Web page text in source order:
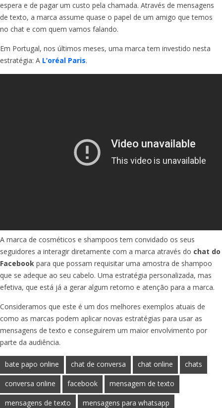
espera e de pagar um custo pela chamada. Através de mensagens
de texto, a marca assume quase o papel de um amigo que temos
no chat e com quem vamos falando.
Em Portugal, nos últimos meses, uma marca tem investido nesta
estratégia: A L’oréal Paris.
A marca de cosméticos e shampoos tem convidado os seus
seguidores a interagir diretamente com a marca através do chat do
Facebook para que possam requisitar uma amostra de shampoo
que se adeque ao seu cabelo. Uma estratégia personalizada, mas
efetiva, que está já a gerar algum retorno e atenção para a marca.
Consideramos que este é um dos melhores exemplos atuais de
como as marcas podem aplicar novas estratégias para usar as
mensagens de texto e conseguirem um maior envolvimento por
parte da audiência.
bate papo online chat de conversa chat online chats
conversa online facebook mensagem de texto
mensagens de texto mensagens para whatsapp